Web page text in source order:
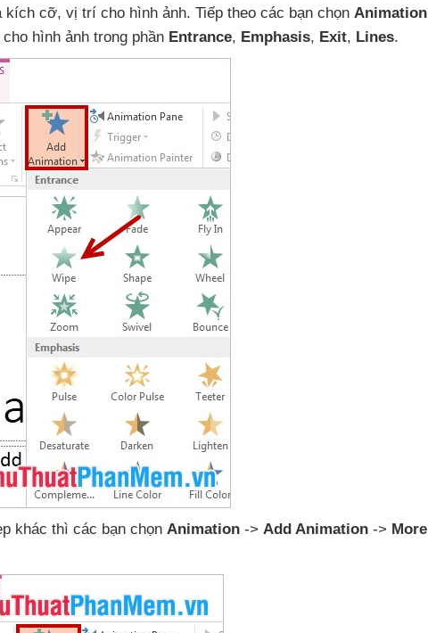
kích cỡ, vị trí cho hình ảnh. Tiếp theo các bạn chọn Animation
hình ảnh trong phần Entrance, Emphasis, Exit, Lines.
khác thì các bạn chọn Animation -> Add Animation -> More